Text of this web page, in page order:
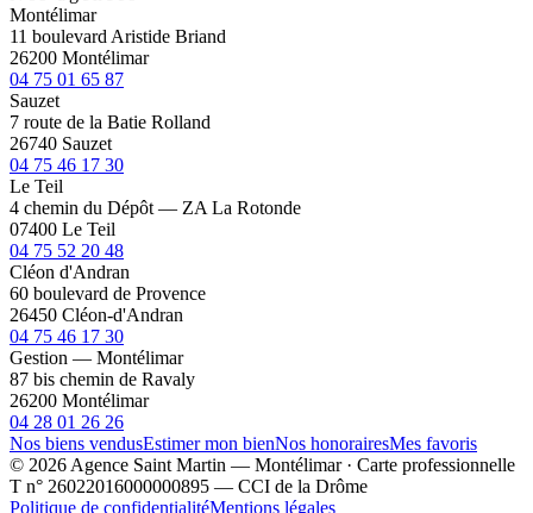
Montélimar
11 boulevard Aristide Briand
26200 Montélimar
04 75 01 65 87
Sauzet
7 route de la Batie Rolland
26740 Sauzet
04 75 46 17 30
Le Teil
4 chemin du Dépôt — ZA La Rotonde
07400 Le Teil
04 75 52 20 48
Cléon d'Andran
60 boulevard de Provence
26450 Cléon-d'Andran
04 75 46 17 30
Gestion — Montélimar
87 bis chemin de Ravaly
26200 Montélimar
04 28 01 26 26
Nos biens vendusEstimer mon bienNos honorairesMes favoris
© 2026 Agence Saint Martin — Montélimar · Carte professionnelle
T n° 26022016000000895 — CCI de la Drôme
Politique de confidentialitéMentions légales